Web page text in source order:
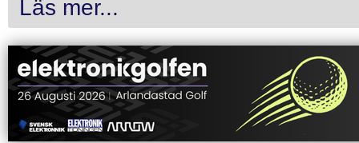
Läs mer...